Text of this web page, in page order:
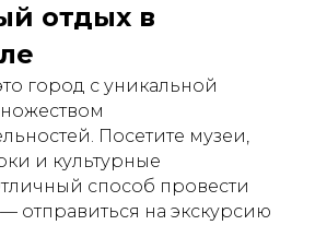
отдых в
город с уникальной
Посетите музеи,
и культурные
способ провести
отправиться на экскурсию